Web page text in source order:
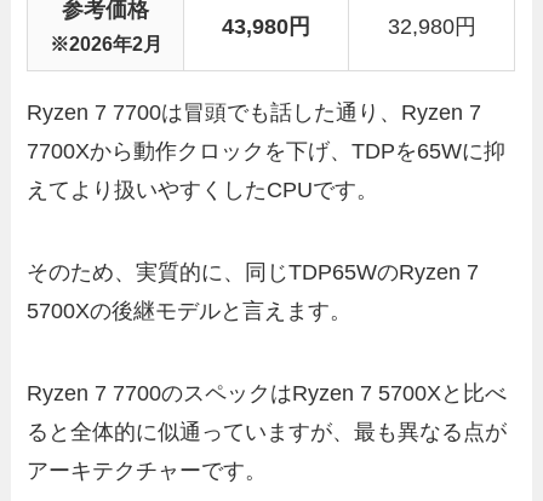
参考価格
※2026年2月
43,980 円 32,980円
Ryzen 7 7700は冒頭でも話した通り、Ryzen 7
7700Xから動作クロックを下げ、TDPを65Wに抑
えてより扱いやすくしたCPUです。
そのため、実質的に、同じTDP65WのRyzen 7
5700Xの後継モデルと言えます。
Ryzen 7 7700のスペックはRyzen 7 5700Xと比べ
ると全体的に似通っていますが、最も異なる点が
アーキテクチャーです。